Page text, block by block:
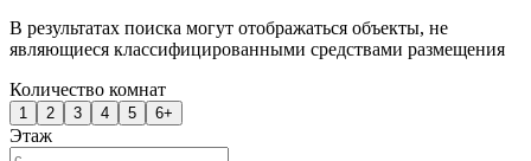
В результатах поиска могут отображаться объекты, не
являющиеся классифицированными средствами размещения
Количество комнат
1 2 3 4 5 6+
Этаж